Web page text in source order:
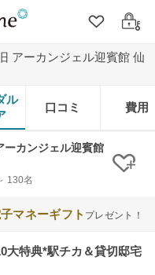
クリップ
ログ
アーカンジェル迎賓館 仙
ル
口コミ 費用
カンジェル迎賓館
130名 ク
マネーギフト プレゼント！
大特典*駅チカ＆貸切邸宅